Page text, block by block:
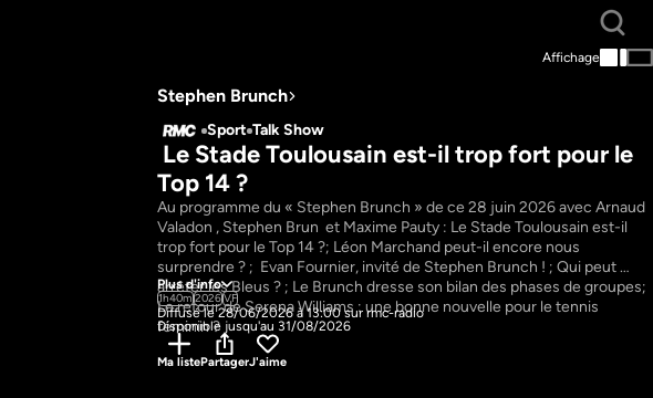
Affichage
Stephen Brunch
Sport Talk Show
Top 14 ?
Au programme du « Stephen Brunch » de ce 28 juin 2026 avec Arnaud
Valadon , Stephen Brun  et Maxime Pauty : Le Stade Toulousain est-il
trop fort pour le Top 14 ?; Léon Marchand peut-il encore nous
surprendre ? ;  Evan Fournier, invité de Stephen Brunch ! ; Qui peut
arrêter les Bleus ? ; Le Brunch dresse son bilan des phases de groupes;
Le retour de Serena Williams : une bonne nouvelle pour le tennis
féminin ?
Plus d'info
1h40m2026VF
Diffusé le 28/06/2026 à 13:00 sur rmc-radio
Disponible jusqu'au 31/08/2026
Ma listePartagerJ'aime